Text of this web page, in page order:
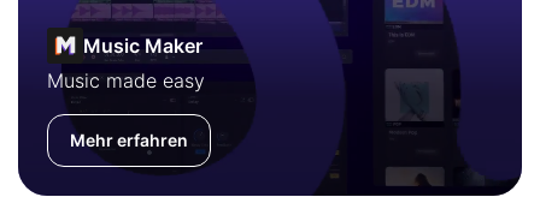
Music Maker
Music made easy
Mehr erfahren